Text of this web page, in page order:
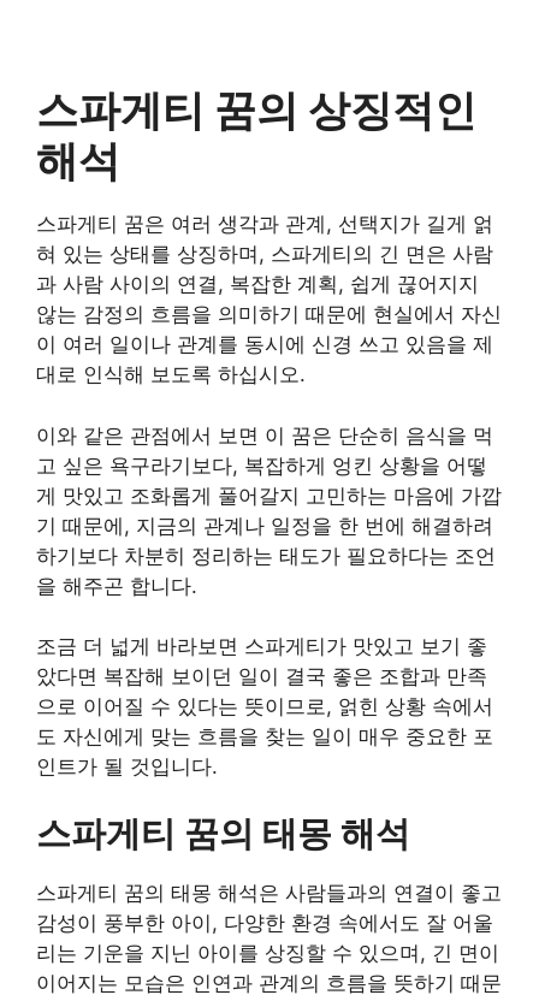
스파게티 꿈의 상징적인
해석
스파게티 꿈은 여러 생각과 관계, 선택지가 길게 얽
혀 있는 상태를 상징하며, 스파게티의 긴 면은 사람
과 사람 사이의 연결, 복잡한 계획, 쉽게 끊어지지
않는 감정의 흐름을 의미하기 때문에 현실에서 자신
이 여러 일이나 관계를 동시에 신경 쓰고 있음을 제
대로 인식해 보도록 하십시오.
이와 같은 관점에서 보면 이 꿈은 단순히 음식을 먹
고 싶은 욕구라기보다, 복잡하게 엉킨 상황을 어떻
게 맛있고 조화롭게 풀어갈지 고민하는 마음에 가깝
기 때문에, 지금의 관계나 일정을 한 번에 해결하려
하기보다 차분히 정리하는 태도가 필요하다는 조언
을 해주곤 합니다.
조금 더 넓게 바라보면 스파게티가 맛있고 보기 좋
았다면 복잡해 보이던 일이 결국 좋은 조합과 만족
으로 이어질 수 있다는 뜻이므로, 얽힌 상황 속에서
도 자신에게 맞는 흐름을 찾는 일이 매우 중요한 포
인트가 될 것입니다.
스파게티 꿈의 태몽 해석
스파게티 꿈의 태몽 해석은 사람들과의 연결이 좋고
감성이 풍부한 아이, 다양한 환경 속에서도 잘 어울
리는 기운을 지닌 아이를 상징할 수 있으며, 긴 면이
이어지는 모습은 인연과 관계의 흐름을 뜻하기 때문